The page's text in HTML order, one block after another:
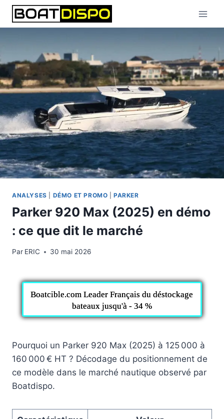
Aller
ANALYSES DÉMO ET PROMO |PARKER
Parker 920 Max (2025) en démo
: ce que dit le marché
Par ERIC 30 mai 2026
Boatcible.com Leader Français du déstockage
bateaux jusqu'à - 34 %
Pourquoi un Parker 920 Max (2025) à 125 000 à
160 000 € HT ? Décodage du positionnement de
ce modèle dans le marché nautique observé par
Boatdispo.